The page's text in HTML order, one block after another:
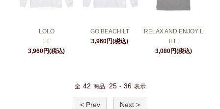
LOLO
LT
3,960円(税込)
GO BEACH LT
3,960円(税込)
RELAX AND ENJOY L
IFE
3,080円(税込)
全 42 商品 25 - 36 表示
< Prev Next >